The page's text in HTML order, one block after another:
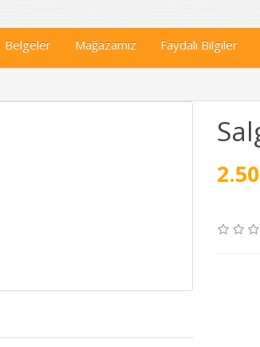
Belgeler Mağazamız Faydalı Bilgiler